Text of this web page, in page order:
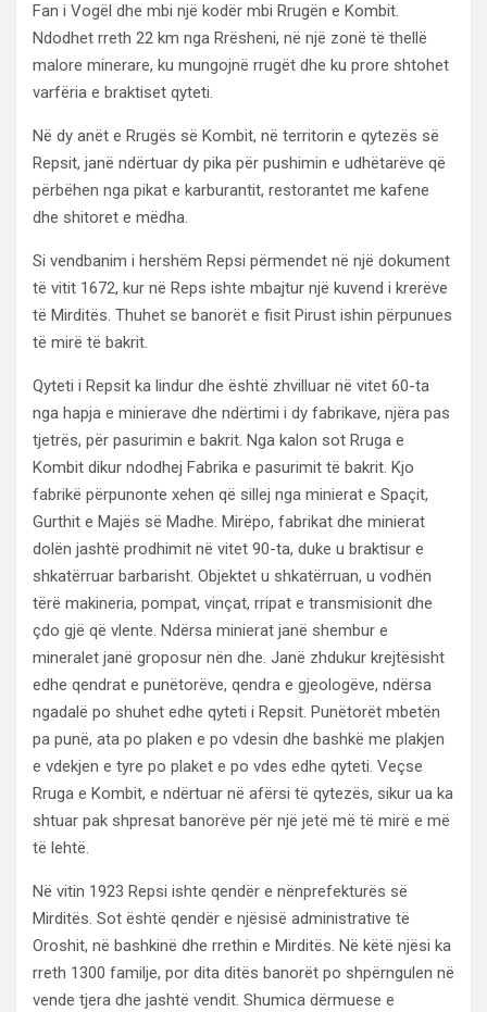
Fan i Vogël dhe mbi një kodër mbi Rrugën e Kombit.
Ndodhet rreth 22 km nga Rrësheni, në një zonë të thellë
malore minerare, ku mungojnë rrugët dhe ku prore shtohet
varfëria e braktiset qyteti.
Në dy anët e Rrugës së Kombit, në territorin e qytezës së
Repsit, janë ndërtuar dy pika për pushimin e udhëtarëve që
përbëhen nga pikat e karburantit, restorantet me kafene
dhe shitoret e mëdha.
Si vendbanim i hershëm Repsi përmendet në një dokument
të vitit 1672, kur në Reps ishte mbajtur një kuvend i krerëve
të Mirditës. Thuhet se banorët e fisit Pirust ishin përpunues
të mirë të bakrit.
Qyteti i Repsit ka lindur dhe është zhvilluar në vitet 60-ta
nga hapja e minierave dhe ndërtimi i dy fabrikave, njëra pas
tjetrës, për pasurimin e bakrit. Nga kalon sot Rruga e
Kombit dikur ndodhej Fabrika e pasurimit të bakrit. Kjo
fabrikë përpunonte xehen që sillej nga minierat e Spaçit,
Gurthit e Majës së Madhe. Mirëpo, fabrikat dhe minierat
dolën jashtë prodhimit në vitet 90-ta, duke u braktisur e
shkatërruar barbarisht. Objektet u shkatërruan, u vodhën
tërë makineria, pompat, vinçat, rripat e transmisionit dhe
çdo gjë që vlente. Ndërsa minierat janë shembur e
mineralet janë groposur nën dhe. Janë zhdukur krejtësisht
edhe qendrat e punëtorëve, qendra e gjeologëve, ndërsa
ngadalë po shuhet edhe qyteti i Repsit. Punëtorët mbetën
pa punë, ata po plaken e po vdesin dhe bashkë me plakjen
e vdekjen e tyre po plaket e po vdes edhe qyteti. Veçse
Rruga e Kombit, e ndërtuar në afërsi të qytezës, sikur ua ka
shtuar pak shpresat banorëve për një jetë më të mirë e më
të lehtë.
Në vitin 1923 Repsi ishte qendër e nënprefekturës së
Mirditës. Sot është qendër e njësisë administrative të
Oroshit, në bashkinë dhe rrethin e Mirditës. Në këtë njësi ka
rreth 1300 familje, por dita ditës banorët po shpërngulen në
vende tjera dhe jashtë vendit. Shumica dërmuese e